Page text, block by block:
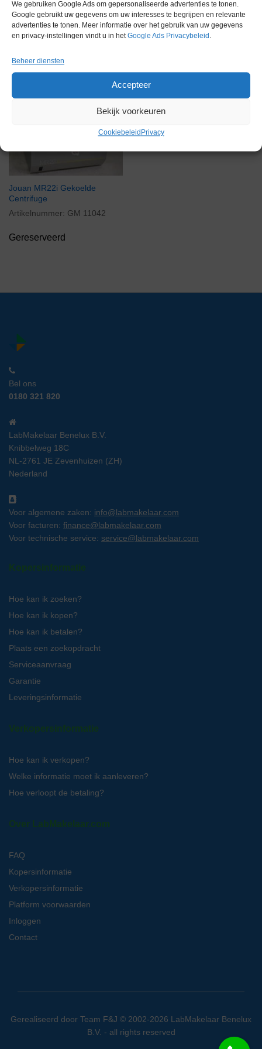
We gebruiken Google Ads om gepersonaliseerde advertenties te tonen.
Google gebruikt uw gegevens om uw interesses te begrijpen en relevante
advertenties te tonen. Meer informatie over het gebruik van uw gegevens
en privacy-instellingen vindt u in hetGoogle Ads Privacybeleid .
Beheer diensten
Accepteer
Bekijk voorkeuren
Cookiebeleid Privacy
Gereserveerd
Jouan MR22i Gekoelde
Centrifuge
Artikelnummer: GM 11042
Gereserveerd
Bel ons
0180 321 820
LabMakelaar Benelux B.V.
Knibbelweg 18C
NL-2761 JE Zevenhuizen (ZH)
Nederland
Voor algemene zaken: info@labmakelaar.com
Voor facturen: finance@labmakelaar.com
Voor technische service: service@labmakelaar.com
Kopersinformatie
Hoe kan ik zoeken?
Hoe kan ik kopen?
Hoe kan ik betalen?
Plaats een zoekopdracht
Serviceaanvraag
Garantie
Leveringsinformatie
Verkopersinformatie
Hoe kan ik verkopen?
Welke informatie moet ik aanleveren?
Hoe verloopt de betaling?
Over LabMakelaar.com
FAQ
Kopersinformatie
Verkopersinformatie
Platform voorwaarden
Inloggen
Contact
Gerealiseerd door Team F&J © 2002-2026 LabMakelaar Benelux
B.V. - all rights reserved